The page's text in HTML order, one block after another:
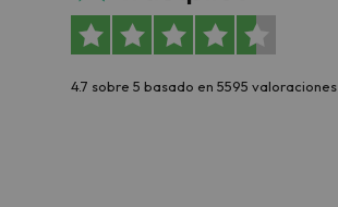
4.7 sobre 5 basado en 5595 valoraciones